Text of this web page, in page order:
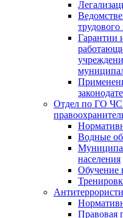
трудового
Гарантии
Отдел по ГО ЧС
Водные
населения
Обучение
Правовая